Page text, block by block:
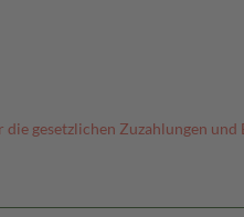
gesetzlichen Zuzahlungen und